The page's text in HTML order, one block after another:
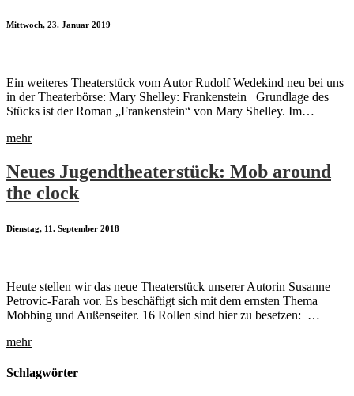
Mittwoch, 23. Januar 2019
Ein weiteres Theaterstück vom Autor Rudolf Wedekind neu bei uns
in der Theaterbörse: Mary Shelley: Frankenstein Grundlage des
Stücks ist der Roman „Frankenstein“ von Mary Shelley. Im…
mehr
Neues Jugendtheaterstück: Mob around
the clock
Dienstag, 11. September 2018
Heute stellen wir das neue Theaterstück unserer Autorin Susanne
Petrovic-Farah vor. Es beschäftigt sich mit dem ernsten Thema
Mobbing und Außenseiter. 16 Rollen sind hier zu besetzen: …
mehr
Schlagwörter